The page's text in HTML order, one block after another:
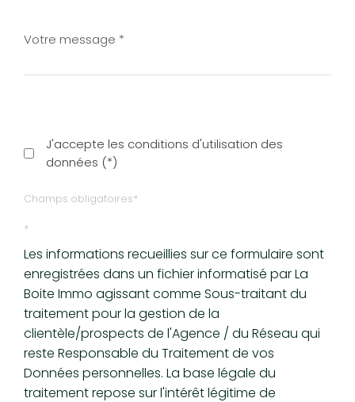
J'accepte les conditions d'utilisation des
données (*)
Champs obligatoires*
*
Les informations recueillies sur ce formulaire sont
enregistrées dans un fichier informatisé par La
Boite Immo agissant comme Sous-traitant du
traitement pour la gestion de la
clientèle/prospects de l'Agence / du Réseau qui
reste Responsable du Traitement de vos
Données personnelles. La base légale du
traitement repose sur l'intérêt légitime de